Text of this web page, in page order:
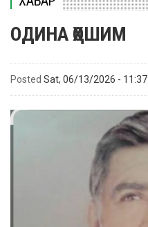
ОДИНА ҲОШИМ
Posted Sat, 06/13/2026 - 11:37